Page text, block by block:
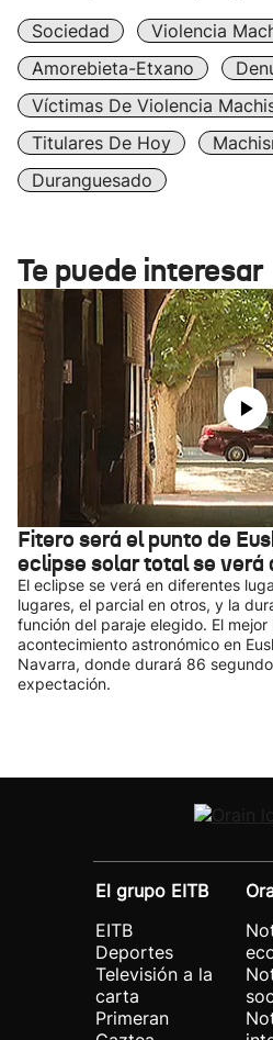
Sociedad Violencia
Amorebieta-Etxano
Víctimas De Violencia
Titulares De Hoy
Duranguesado
Te puede interesar
Fitero será el punto de
eclipse solar total se verá
El eclipse se verá en diferentes
lugares, el parcial en otros, y la
función del paraje elegido. El
acontecimiento astronómico en
Navarra, donde durará 86
expectación.
El grupo EITB
EITB
Deportes
Televisión a la
carta
Primeran